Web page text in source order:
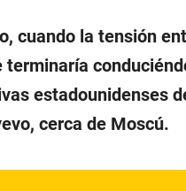
cuando la tensión
terminaría
estadounidenses
cerca de Moscú.